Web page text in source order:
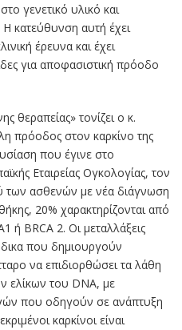
γενετικό υλικό και
Η κατεύθυνση αυτή έχει
έρευνα και έχει
για αποφασιστική πρόοδο
θεραπείας» τονίζει ο κ.
πρόοδος στον καρκίνο της
που έγινε στο
Εταιρείας Ογκολογίας, τον
ασθενών με νέα διάγνωση
20% χαρακτηρίζονται από
ή BRCA 2. Οι μεταλλάξεις
που δημιουργούν
να επιδιορθώσει τα λάθη
ελίκων του DNA, με
που οδηγούν σε ανάπτυξη
καρκίνοι είναι